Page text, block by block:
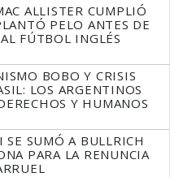
ALLISTER CUMPLIÓ
PELO ANTES DE
FÚTBOL INGLÉS
BOBO Y CRISIS
LOS ARGENTINOS
Y HUMANOS
SE SUMÓ A BULLRICH
PARA LA RENUNCIA